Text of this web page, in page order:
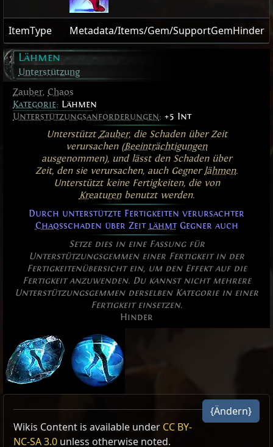
ItemType Metadata/Items/Gem/SupportGemHinder
Lähmen
Unterstützung
Zauber, Chaos
Kategorie: Lähmen
Unterstützungsanforderungen: +5 Int
UnterstütztZauber, die Schaden über Zeit
verursachen (Beeinträchtigungen
ausgenommen), und lässt den Schaden über
Zeit, den sie verursachen, auch Gegnerlähmen.
Unterstützt keine Fertigkeiten, die von
Kreaturenbenutzt werden.
Durch unterstützte Fertigkeiten verursachter
Chaosschaden über Zeit lähmtGegner auch
Setze dies in eine Fassung für
Unterstützungsgemmen einer Fertigkeit in der
Fertigkeitenübersicht ein, um den Effekt auf die
Fertigkeit anzuwenden. Du kannst nicht mehrere
Unterstützungsgemmen derselben Kategorie in einer
Fertigkeit einsetzen.
Hinder
Allow Type: Spell, DamageOverTime, Chaos, AND,
AND
Bewegungsgeschwindigkeit ist
Bewegungsgeschwindigkeit ist
Lähmen
Lähmen
Lähmen ist eineSchwächung, die die
Bewegungsgeschwindigkeit um 30%
{Ändern}
Wikis Content is available under CC BY-
NC-SA 3.0 unless otherwise noted.